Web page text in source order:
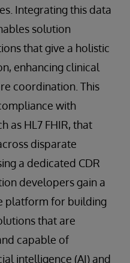
Integrating this data
solution
that give a holistic
enhancing clinical
coordination. This
with
as HL7 FHIR, that
disparate
a dedicated CDR
developers gain a
platform for building
that are
capable of
intelligence (AI) and